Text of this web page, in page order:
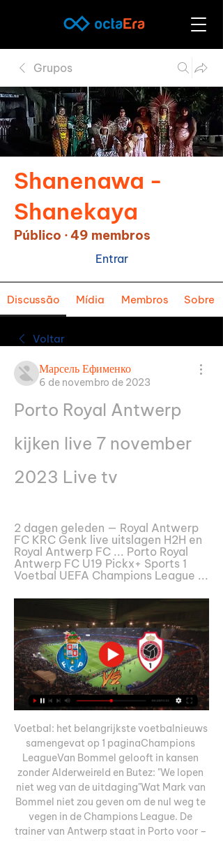
Grupos
Shanenawa -
Shanekaya
Público ·49 membros
Entrar
Discussão Mídia Membros Sobre
Voltar
Марсель Ефименко
6 de novembro de 2023
Porto Royal Antwerp
kijken live 7 november
2023 Live tv
2 dagen geleden — Royal Antwerp
FC KRC Genk live uitslagen H2H en
Royal Antwerp FC ... Porto Royal
Antwerp FC U19 Pickx+ Sports 1
Voetbal UEFA Champions League ...
Voetbal: het belangrijkste voetbalnieuws
samengevat op 1 paginaChampions
LeagueVan Bommel gelooft in kansen
zonder Alderweireld en Butez: "We lopen
niet weg van de uitdaging"Wat Mark van
Bommel niet zou geven om de nul weg te
vegen in de Champions League. De
trainer van Antwerp staat in Porto voor –